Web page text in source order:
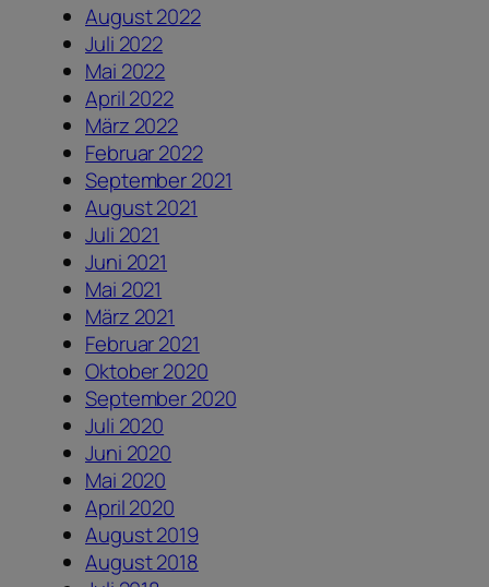
August 2022
Juli 2022
Mai 2022
April 2022
März 2022
Februar 2022
September 2021
August 2021
Juli 2021
Juni 2021
Mai 2021
März 2021
Februar 2021
Oktober 2020
September 2020
Juli 2020
Juni 2020
Mai 2020
April 2020
August 2019
August 2018